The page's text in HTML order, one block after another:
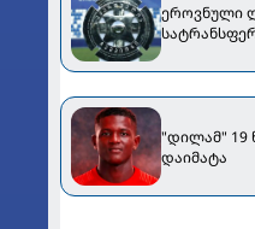
ეროვნული
"დილამ" 19
დაიმატა